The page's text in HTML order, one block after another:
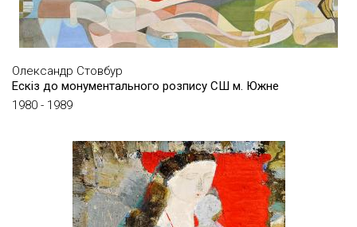
СЛЕШИНСЬКИЙ ОРЕСТ
СОКІЛ ЗОЯ
СОКОЛОВ ОЛЕГ
СОН АННА
СТЕПАНОВ МИКОЛА
СТІЛІАНУДІ ОЛЕКСАНДР
СТРЕЛЬНІКОВ ВОЛОДИМИР
Олександр Стовбур
Ескіз до монументального розпису СШ м. Южне
1980 - 1989